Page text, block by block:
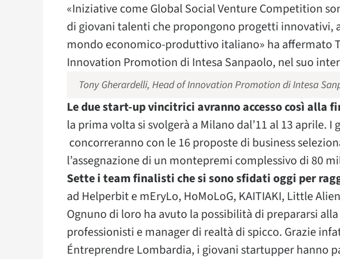
«Iniziative come Global Social Venture Competition
di giovani talenti che propongono progetti innovativi,
mondo economico-produttivo italiano» ha affermato
Innovation Promotion di Intesa Sanpaolo, nel suo
Tony Gherardelli, Head of Innovation Promotion di Intesa
Le due start-up vincitrici avranno accesso così alla
la prima volta si svolgerà a Milano dal’11 al 13 aprile.
concorreranno con le 16 proposte di business
l’assegnazione di un montepremi complessivo di 80
Sette i team finalisti che si sono sfidati oggi per
ad Helperbit e mEryLo, HoMoLoG, KAITIAKI, Little
Ognuno di loro ha avuto la possibilità di prepararsi
professionisti e manager di realtà di spicco. Grazie
Éntreprendre Lombardia, i giovani startupper hanno